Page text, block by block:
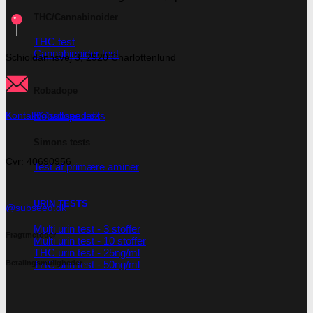
THC test
Cannabinoider test
Robadope tests
Test af primære aminer
URIN TESTS
Multi urin test - 3 stoffer
Multi urin test - 10 stoffer
THC urin test - 25ng/ml
THC urin test - 50ng/ml
Schioldannsvej 3, 2920 Charlottenlund
Kontakt@subseed.dk
Cvr: 40690956
@subseed.dk
Fragtmetoder
Betalingsmuligheder